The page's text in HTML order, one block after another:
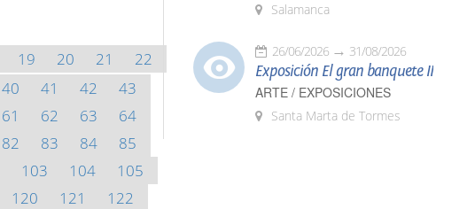
19 20 21
22
40 41 42
43
61 62 63
64
82 83 84
85
103 104
105
120 121
122
Salamanca
26/06/2026 31/08/2026
Exposición El gran banquete II
ARTE / EXPOSICIONES
Santa Marta de Tormes